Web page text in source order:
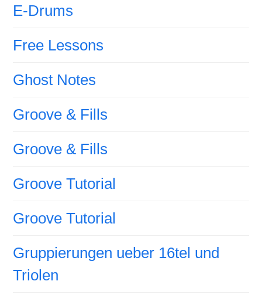
E-Drums
Free Lessons
Ghost Notes
Groove & Fills
Groove & Fills
Groove Tutorial
Groove Tutorial
Gruppierungen ueber 16tel und
Triolen